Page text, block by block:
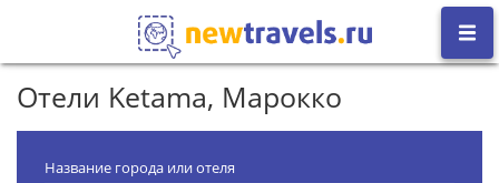
Отели Ketama, Марокко
Название города или отеля